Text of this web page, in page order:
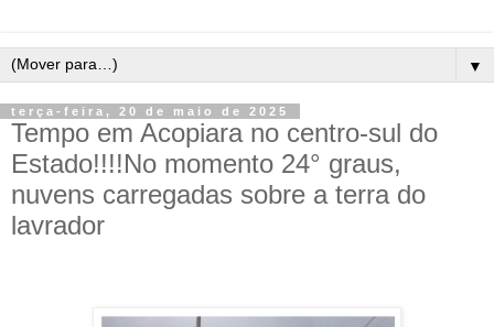
▼
terça-feira, 20 de maio de 2025
Tempo em Acopiara no centro-sul do
Estado!!!!No momento 24° graus,
nuvens carregadas sobre a terra do
lavrador